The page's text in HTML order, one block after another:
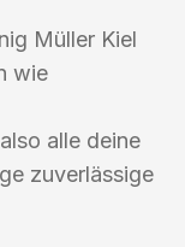
Müller Kiel
wie
alle deine
zuverlässige